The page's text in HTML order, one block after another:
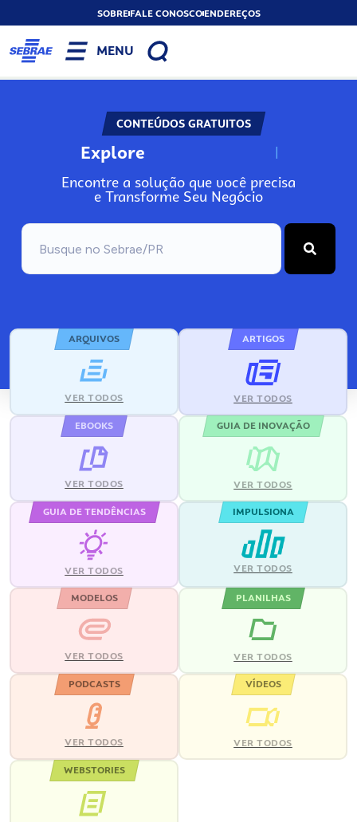
SOBREFALE CONOSCOENDEREÇOS
MENU
CONTEÚDOS GRATUITOS
Explore N
Encontre a solução que você precisa
e Transforme Seu Negócio
ARQUIVOS
VER TODOS
ARTIGOS
VER TODOS
EBOOKS
VER TODOS
GUIA DE INOVAÇÃO
VER TODOS
GUIA DE TENDÊNCIAS
VER TODOS
IMPULSIONA
VER TODOS
MODELOS
VER TODOS
PLANILHAS
VER TODOS
PODCASTS
VER TODOS
VÍDEOS
VER TODOS
WEBSTORIES